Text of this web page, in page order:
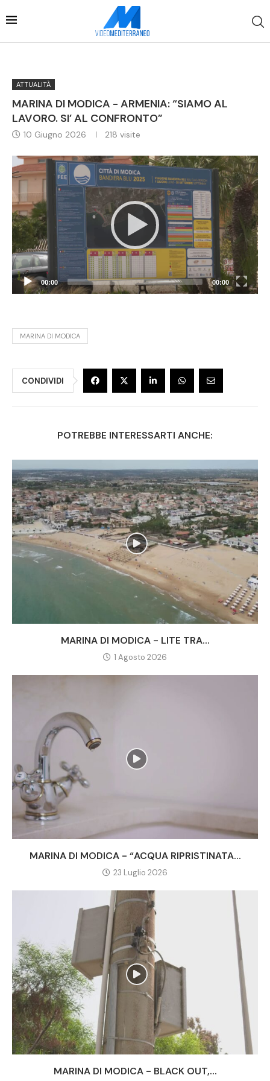
ATTUALITÀ
MARINA DI MODICA - ARMENIA: “SIAMO AL
LAVORO. SI’ AL CONFRONTO”
10 Giugno 2026 218 visite
Video
Player
00:00 00:00
MARINA DI MODICA
CONDIVIDI
POTREBBE INTERESSARTI ANCHE:
MARINA DI MODICA - LITE TRA...
1 Agosto 2026
MARINA DI MODICA - “ACQUA RIPRISTINATA...
23 Luglio 2026
MARINA DI MODICA - BLACK OUT,...